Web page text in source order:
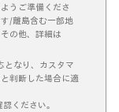
うご準備くださ
/離島含む一部地
の他、詳細は
となり、カスタマ
判断した場合に適
認ください。